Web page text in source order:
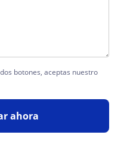
botones, aceptas nuestro
ahora